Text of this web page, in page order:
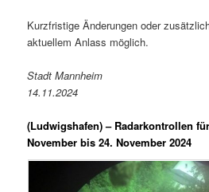
Kurzfristige Änderungen oder
aktuellem Anlass möglich.
Stadt Mannheim
14.11.2024
(Ludwigshafen) – Radarkontrollen
November bis 24. November 2024